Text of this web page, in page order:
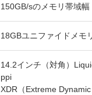
150GB/sのメモリ帯域幅
18GBユニファイドメモ
14.2インチ（対角）
ppi
XDR（Extreme